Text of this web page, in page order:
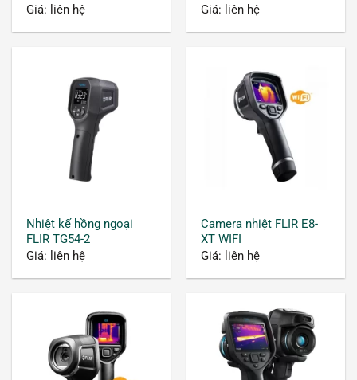
Giá: liên hệ
Giá: liên hệ
Nhiệt kế hồng ngoại
FLIR TG54-2
Giá: liên hệ
Camera nhiệt FLIR E8-
XT WIFI
Giá: liên hệ